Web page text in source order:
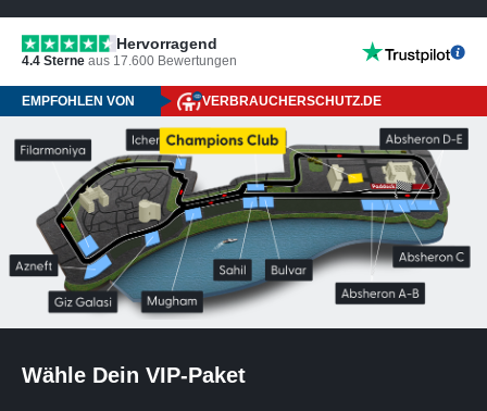
Hervorragend
4.4 Sterne aus 17.600 Bewertungen
EMPFOHLEN VON VERBRAUCHERSCHUTZ.DE
Wähle Dein VIP-Paket